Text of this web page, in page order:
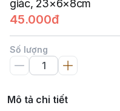
giác, 23×6×8cm
45.000đ
Số lượng
Mô tả chi tiết